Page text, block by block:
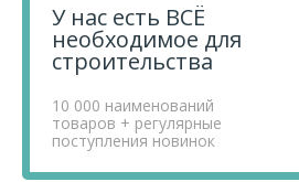
У нас есть ВСЁ
необходимое для
строительства
10 000 наименований
товаров + регулярные
поступления новинок